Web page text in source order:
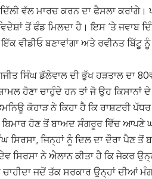
ਵੱਲ ਮਾਰਚ ਕਰਨ ਦਾ ਫੈਸਲਾ ਕਰਾਂਗੇ।
ਵਿਦੇਸ਼ਾਂ ਤੋਂ ਫੰਡ ਮਿਲਦਾ ਹੈ। ਇਸ ‘ਤੇ ਜਵਾਬ
ਵੀਡੀਓ ਬਣਾਵਾਂਗਾ ਅਤੇ ਰਵੀਨਤ ਬਿੱਟੂ ਨੂੰ
ਸਿੰਘ ਡੱਲੇਵਾਲ ਦੀ ਭੁੱਖ ਹੜਤਾਲ ਦਾ
ਹੋਣਾ ਚਾਹੁੰਦੇ ਹਨ ਤਾਂ ਜੋ ਉਹ
ਕੋਹਾੜ ਨੇ ਕਿਹਾ ਹੈ ਕਿ ਰਾਸ਼ਟਰੀ
ਬਿਮਾਰ ਹੋਣ ਤੋਂ ਬਾਅਦ ਸੰਗਰੂਰ ਵਿੱਚ
ਜਿਨ੍ਹਾਂ ਨੂੰ ਦਿਲ ਦਾ ਦੌਰਾ ਪੈਣ ਤੋਂ
ਨੇ ਐਲਾਨ ਕੀਤਾ ਹੈ ਕਿ ਜੇਕਰ
ਚਾਹੀਦਾ ਜਦੋਂ ਤੱਕ ਸਰਕਾਰ ਉਨ੍ਹਾਂ ਦੀਆਂ